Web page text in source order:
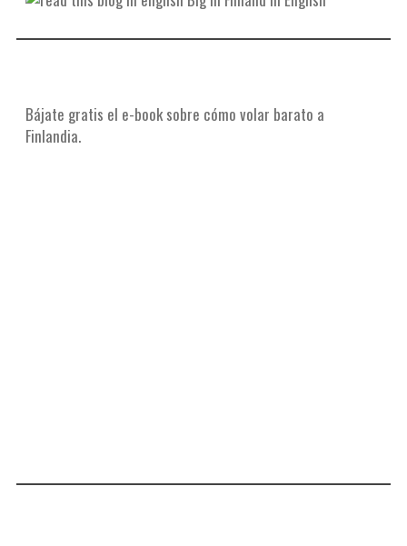
Bájate gratis el e-book sobre cómo volar barato a
Finlandia.